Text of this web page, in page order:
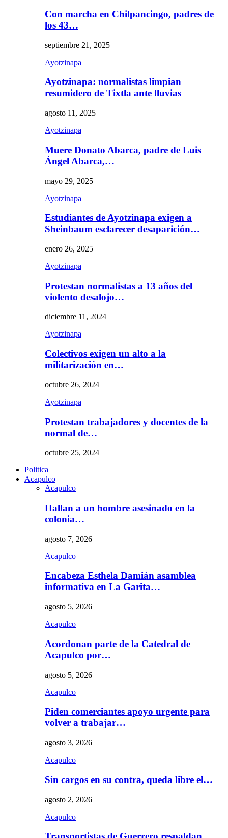
Con marcha en Chilpancingo, padres de
los 43…
septiembre 21, 2025
Ayotzinapa
Ayotzinapa: normalistas limpian
resumidero de Tixtla ante lluvias
agosto 11, 2025
Ayotzinapa
Muere Donato Abarca, padre de Luis
Ángel Abarca,…
mayo 29, 2025
Ayotzinapa
Estudiantes de Ayotzinapa exigen a
Sheinbaum esclarecer desaparición…
enero 26, 2025
Ayotzinapa
Protestan normalistas a 13 años del
violento desalojo…
diciembre 11, 2024
Ayotzinapa
Colectivos exigen un alto a la
militarización en…
octubre 26, 2024
Ayotzinapa
Protestan trabajadores y docentes de la
normal de…
octubre 25, 2024
Politica
Acapulco
Acapulco
Hallan a un hombre asesinado en la
colonia…
agosto 7, 2026
Acapulco
Encabeza Esthela Damián asamblea
informativa en La Garita…
agosto 5, 2026
Acapulco
Acordonan parte de la Catedral de
Acapulco por…
agosto 5, 2026
Acapulco
Piden comerciantes apoyo urgente para
volver a trabajar…
agosto 3, 2026
Acapulco
Sin cargos en su contra, queda libre el…
agosto 2, 2026
Acapulco